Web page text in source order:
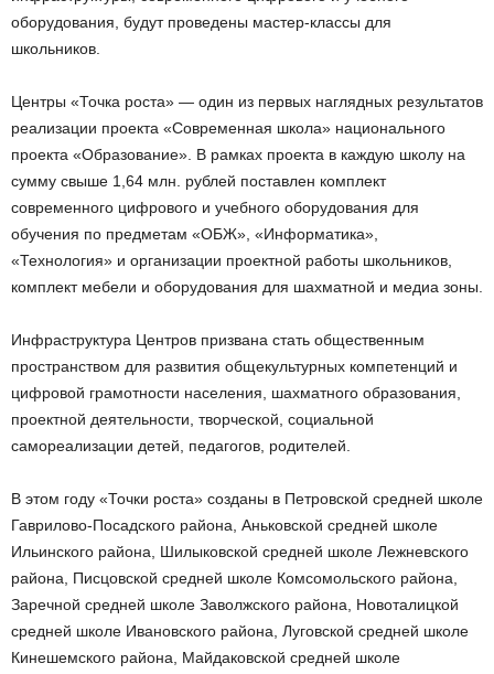
оборудования, будут проведены мастер-классы для
школьников.
Центры «Точка роста» — один из первых наглядных результатов
реализации проекта «Современная школа» национального
проекта «Образование». В рамках проекта в каждую школу на
сумму свыше 1,64 млн. рублей поставлен комплект
современного цифрового и учебного оборудования для
обучения по предметам «ОБЖ», «Информатика»,
«Технология» и организации проектной работы школьников,
комплект мебели и оборудования для шахматной и медиа зоны.
Инфраструктура Центров призвана стать общественным
пространством для развития общекультурных компетенций и
цифровой грамотности населения, шахматного образования,
проектной деятельности, творческой, социальной
самореализации детей, педагогов, родителей.
В этом году «Точки роста» созданы в Петровской средней школе
Гаврилово-Посадского района, Аньковской средней школе
Ильинского района, Шилыковской средней школе Лежневского
района, Писцовской средней школе Комсомольского района,
Заречной средней школе Заволжского района, Новоталицкой
средней школе Ивановского района, Луговской средней школе
Кинешемского района, Майдаковской средней школе